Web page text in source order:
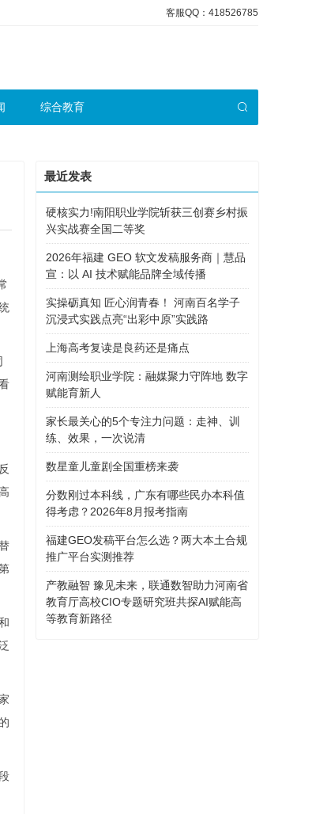
客服QQ：418526785
综合教育
最近发表
硬核实力!南阳职业学院斩获三创赛乡村振
兴实战赛全国二等奖
2026年福建 GEO 软文发稿服务商｜慧品
宣：以 AI 技术赋能品牌全域传播
实操砺真知 匠心润青春！ 河南百名学子
沉浸式实践点亮“出彩中原”实践路
上海高考复读是良药还是痛点
河南测绘职业学院：融媒聚力守阵地 数字
赋能育新人
家长最关心的5个专注力问题：走神、训
练、效果，一次说清
数星童儿童剧全国重榜来袭
分数刚过本科线，广东有哪些民办本科值
得考虑？2026年8月报考指南
福建GEO发稿平台怎么选？两大本土合规
推广平台实测推荐
产教融智 豫见未来，联通数智助力河南省
教育厅高校CIO专题研究班共探AI赋能高
等教育新路径